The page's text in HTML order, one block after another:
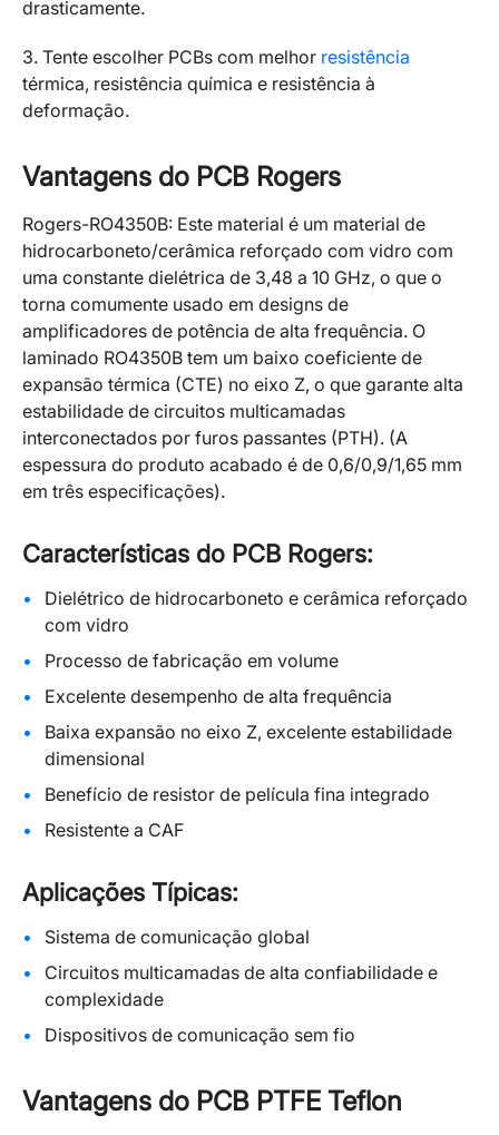
drasticamente.
3. Tente escolher PCBs com melhor resistência
térmica, resistência química e resistência à
deformação.
Vantagens do PCB Rogers
Rogers-RO4350B: Este material é um material de
hidrocarboneto/cerâmica reforçado com vidro com
uma constante dielétrica de 3,48 a 10 GHz, o que o
torna comumente usado em designs de
amplificadores de potência de alta frequência. O
laminado RO4350B tem um baixo coeficiente de
expansão térmica (CTE) no eixo Z, o que garante alta
estabilidade de circuitos multicamadas
interconectados por furos passantes (PTH). (A
espessura do produto acabado é de 0,6/0,9/1,65 mm
em três especificações).
Características do PCB Rogers:
Dielétrico de hidrocarboneto e cerâmica reforçado
com vidro
Processo de fabricação em volume
Excelente desempenho de alta frequência
Baixa expansão no eixo Z, excelente estabilidade
dimensional
Benefício de resistor de película fina integrado
Resistente a CAF
Aplicações Típicas:
Sistema de comunicação global
Circuitos multicamadas de alta confiabilidade e
complexidade
Dispositivos de comunicação sem fio
Vantagens do PCB PTFE Teflon